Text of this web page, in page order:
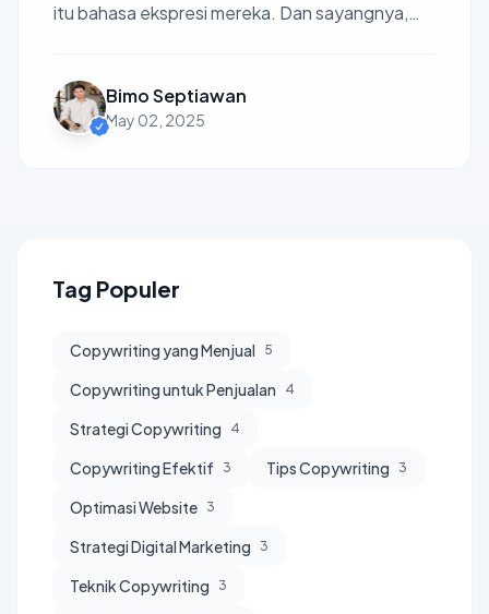
itu bahasa ekspresi mereka. Dan sayangnya,
Bimo Septiawan
May 02, 2025
Tag Populer
Copywriting yang Menjual 5
Copywriting untuk Penjualan 4
Strategi Copywriting 4
Copywriting Efektif 3 Tips Copywriting 3
Optimasi Website 3
Strategi Digital Marketing 3
Teknik Copywriting 3